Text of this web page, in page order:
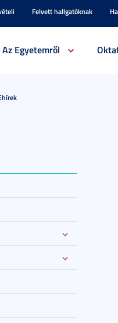
Felvett hallgatóknak
Az Egyetemről